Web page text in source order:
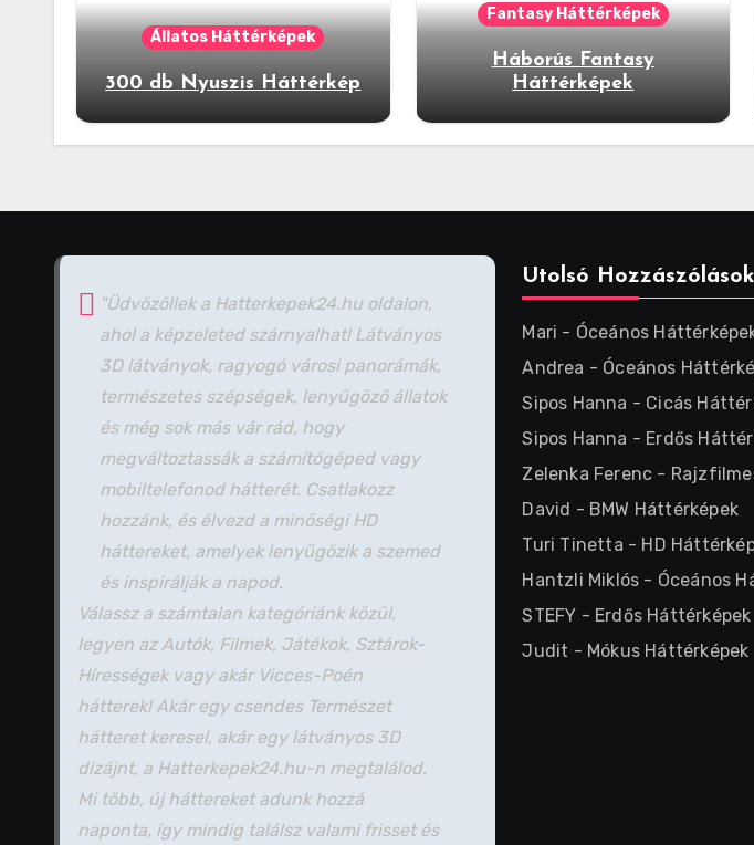
Állatos Háttérképek
300 db Nyuszis Háttérkép
Fantasy Háttérképek
Háborús Fantasy
Háttérképek
"Üdvözöllek a Hatterkepek24.hu oldalon,
ahol a képzeleted szárnyalhat! Látványos
3D látványok, ragyogó városi panorámák,
természetes szépségek, lenyűgöző állatok
és még sok más vár rád, hogy
megváltoztassák a számítógéped vagy
mobiltelefonod hátterét. Csatlakozz
hozzánk, és élvezd a minőségi HD
háttereket, amelyek lenyűgözik a szemed
és inspirálják a napod.
Válassz a számtalan kategóriánk közül,
legyen az Autók, Filmek, Játékok, Sztárok-
Hírességek vagy akár Vicces-Poén
hátterek! Akár egy csendes Természet
hátteret keresel, akár egy látványos 3D
dizájnt, a Hatterkepek24.hu-n megtalálod.
Mi több, új háttereket adunk hozzá
naponta, így mindig találsz valami frisset és
Utolsó Hozzászólások
Mari - Óceános
Andrea - Óceános
Sipos Hanna - Cicás
Sipos Hanna - Erdős
Zelenka Ferenc -
David - BMW Háttérképek
Turi Tinetta - HD
Hantzli Miklós - Óceános
STEFY - Erdős Háttérképek
Judit - Mókus Háttérképek